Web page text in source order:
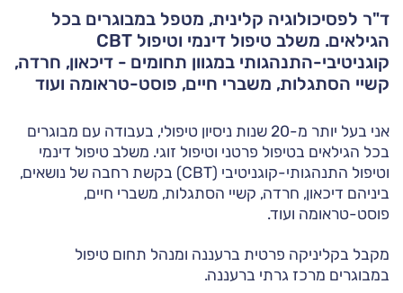
ד"ר לפסיכולוגיה קלינית, מטפל במבוגרים בכל
הגילאים. משלב טיפול דינמי וטיפול CBT
קוגניטיבי-התנהגותי במגוון תחומים - דיכאון, חרדה,
קשיי הסתגלות, משברי חיים, פוסט-טראומה ועוד
אני בעל יותר מ-20 שנות ניסיון טיפולי, בעבודה עם מבוגרים
בכל הגילאים בטיפול פרטני וטיפול זוגי. משלב טיפול דינמי
וטיפול התנהגותי-קוגניטיבי (CBT) בקשת רחבה של נושאים,
ביניהם דיכאון, חרדה, קשיי הסתגלות, משברי חיים,
פוסט-טראומה ועוד.
מקבל בקליניקה פרטית ברעננה ומנהל תחום טיפול
במבוגרים מרכז גרתי ברעננה.